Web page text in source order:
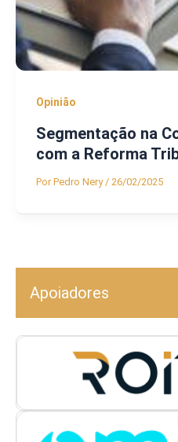
Opinião
Segmentação na
com a Reforma
PorPedro Nery / 26/02/2025
Apoiadores